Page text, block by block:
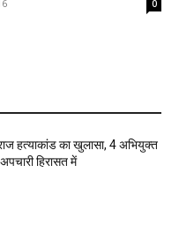
0
हत्याकांड का खुलासा, 4 अभियुक्त
हिरासत में